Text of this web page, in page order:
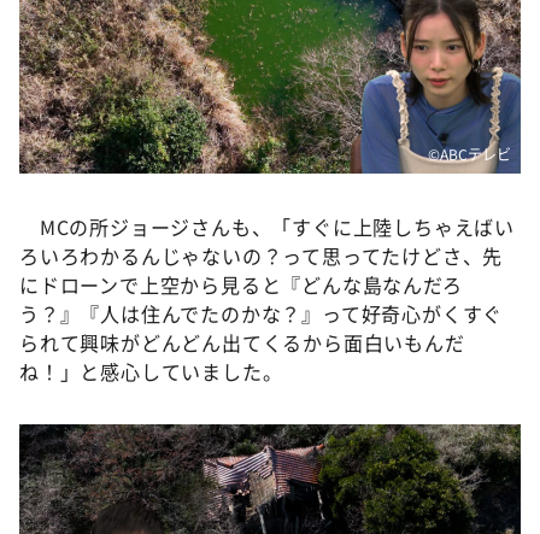
©️ABCテレビ
MCの所ジョージさんも、「すぐに上陸しちゃえばい
ろいろわかるんじゃないの？って思ってたけどさ、先
にドローンで上空から見ると『どんな島なんだろ
う？』『人は住んでたのかな？』って好奇心がくすぐ
られて興味がどんどん出てくるから面白いもんだ
ね！」と感心していました。